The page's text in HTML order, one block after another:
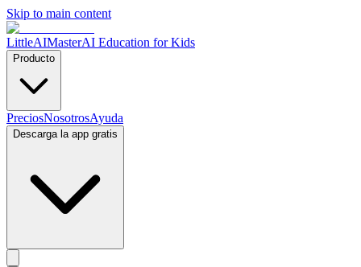
Skip to main content
LittleAIMasterAI Education for Kids
Producto
PreciosNosotrosAyuda
Descarga la app gratis